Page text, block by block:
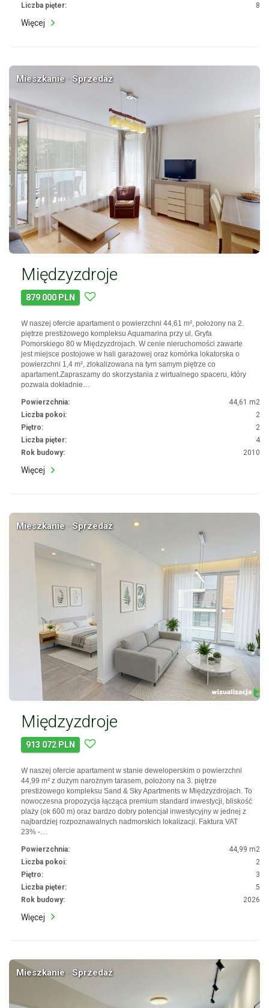
Liczba pięter:
8
Więcej
Mieszkanie · Sprzedaż
Międzyzdroje
879 000 PLN
W naszej ofercie apartament o powierzchni 44,61 m², położony na 2.
piętrze prestiżowego kompleksu Aquamarina przy ul. Gryfa
Pomorskiego 80 w Międzyzdrojach. W cenie nieruchomości zawarte
jest miejsce postojowe w hali garażowej oraz komórka lokatorska o
powierzchni 1,4 m², zlokalizowana na tym samym piętrze co
apartament.Zapraszamy do skorzystania z wirtualnego spaceru, który
pozwala dokładnie…
Powierzchnia:
44,61 m2
Liczba pokoi:
2
Piętro:
2
Liczba pięter:
4
Rok budowy:
2010
Więcej
Mieszkanie · Sprzedaż
Międzyzdroje
913 072 PLN
W naszej ofercie apartament w stanie deweloperskim o powierzchni
44,99 m² z dużym narożnym tarasem, położony na 3. piętrze
prestiżowego kompleksu Sand & Sky Apartments w Międzyzdrojach. To
nowoczesna propozycja łącząca premium standard inwestycji, bliskość
plaży (ok 600 m) oraz bardzo dobry potencjał inwestycyjny w jednej z
najbardziej rozpoznawalnych nadmorskich lokalizacji. Faktura VAT
23% -…
Powierzchnia:
44,99 m2
Liczba pokoi:
2
Piętro:
3
Liczba pięter:
5
Rok budowy:
2026
Więcej
Mieszkanie · Sprzedaż